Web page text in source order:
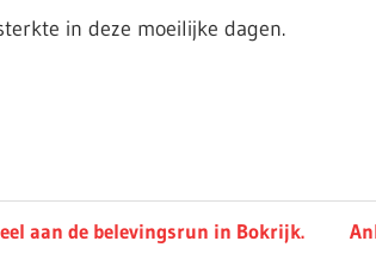
in deze moeilijke dagen.
aan de belevingsrun in Bokrijk.